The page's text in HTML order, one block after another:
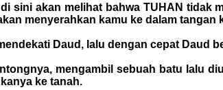
sini akan melihat bahwa TUHAN tidak
menyerahkan kamu ke dalam tangan
Daud, lalu dengan cepat Daud
mengambil sebuah batu lalu
ke tanah.